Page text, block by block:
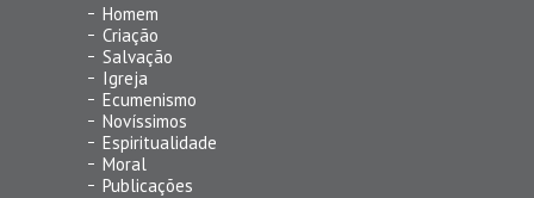
Homem
Criação
Salvação
Igreja
Ecumenismo
Novíssimos
Espiritualidade
Moral
Publicações